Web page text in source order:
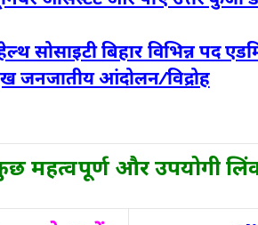
सोसाइटी बिहार विभिन्न पद
जनजातीय आंदोलन/विद्रोह
महत्वपूर्ण और उपयोगी